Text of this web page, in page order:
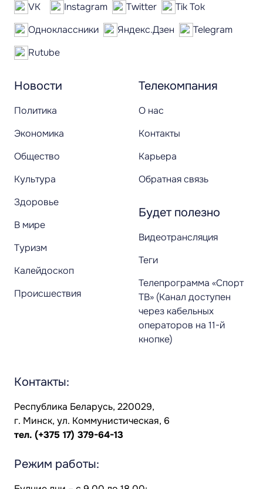
Новости
Политика
Экономика
Общество
Культура
Здоровье
В мире
Туризм
Калейдоскоп
Происшествия
Телекомпания
О нас
Контакты
Карьера
Обратная связь
Будет полезно
Видеотрансляция
Теги
Телепрограмма «Спорт
ТВ» (Канал доступен
через кабельных
операторов на 11-й
кнопке)
VK Instagram Twitter
Tik Tok
Одноклассники
Яндекс.Дзен
Telegram
Rutube
Контакты:
Республика Беларусь, 220029,
г. Минск, ул. Коммунистическая, 6
тел. (+375 17) 379-64-13
Режим работы: